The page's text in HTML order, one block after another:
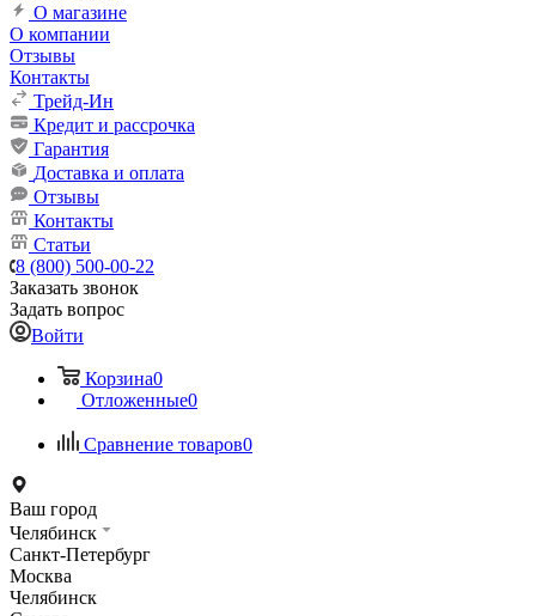
О магазине
О компании
Отзывы
Контакты
Трейд-Ин
Кредит и рассрочка
Гарантия
Доставка и оплата
Отзывы
Контакты
Статьи
8 (800) 500-00-22
Заказать звонок
Задать вопрос
Войти
Корзина0
Отложенные0
Сравнение товаров0
Ваш город
Челябинск
Санкт-Петербург
Москва
Челябинск